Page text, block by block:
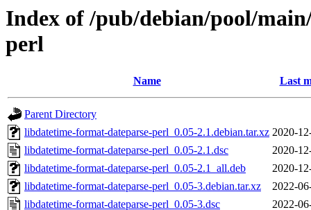
Index of /pub/debian/pool/
perl
Name Last
Parent Directory
libdatetime-format-dateparse-perl_0.05-2.1.debian.tar.xz 2020-
libdatetime-format-dateparse-perl_0.05-2.1.dsc
2020-
libdatetime-format-dateparse-perl_0.05-2.1_all.deb
2020-
libdatetime-format-dateparse-perl_0.05-3.debian.tar.xz
2022-
libdatetime-format-dateparse-perl_0.05-3.dsc
2022-